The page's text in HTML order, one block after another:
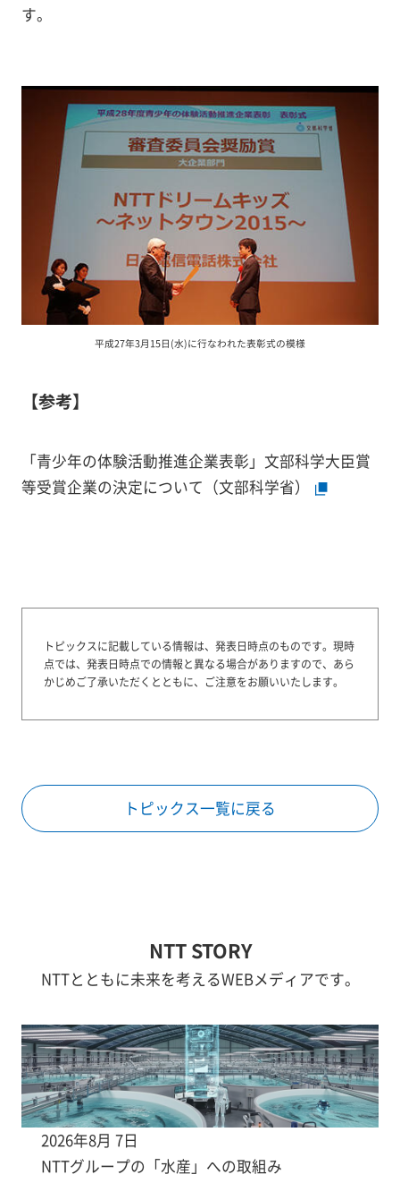
す。
平成27年3月15日(水)に行なわれた表彰式の模様
【参考】
「青少年の体験活動推進企業表彰」文部科学大臣賞
等受賞企業の決定について（文部科学省）
トピックスに記載している情報は、発表日時点のものです。 現時
点では、発表日時点での情報と異なる場合がありますので、あら
かじめご了承いただくとともに、ご注意をお願いいたします。
トピックス一覧に戻る
NTT STORY
NTTとともに未来を考えるWEBメディアです。
2026年8月 7日
NTTグループの「水産」への取組み